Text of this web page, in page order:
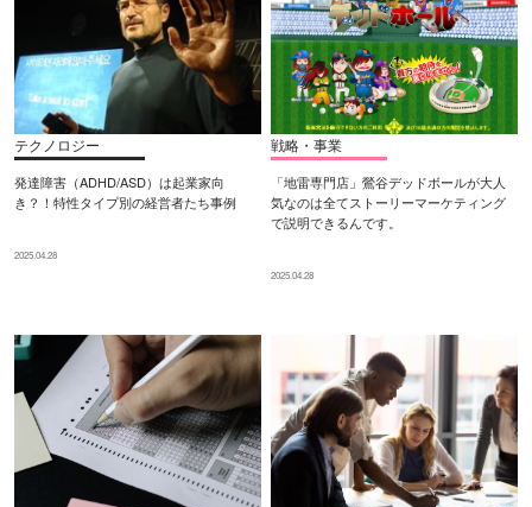
テクノロジー
発達障害（ADHD/ASD）は起業家向
き？！特性タイプ別の経営者たち事例
2025.04.28
戦略・事業
「地雷専門店」鶯谷デッドボールが大人
気なのは全てストーリーマーケティング
で説明できるんです。
2025.04.28